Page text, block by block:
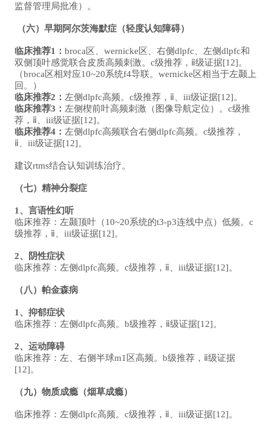
监督管理局批准）。
（六）早期阿尔茨海默症（轻度认知障碍）
临床推荐1： broca区、wernicke区、右侧dlpfc、左侧dlpfc和
双侧顶叶感觉联合皮质高频刺激。c级推荐，ⅱ级证据[12]。
（broca区相对应10~20系统f4导联。wernicke区相当于左颞上
回。）
临床推荐2： 左侧dlpfc高频。c级推荐，ⅱ、iii级证据[12]。
临床推荐3： 左侧楔前叶高频刺激（图像导航定位）。c级推
荐，ⅱ、iii级证据[12]。
临床推荐4： 左侧dlpfc高频联合右侧dlpfc高频。c级推荐，
ⅱ、iii级证据[12]。
建议rtms结合认知训练治疗。
（七）精神分裂症
1、言语性幻听
临床推荐：左颞顶叶（10~20系统的t3-p3连线中点）低频。c
级推荐，ⅱ、iii级证据[12]。
2、阴性症状
临床推荐：左侧dlpfc高频。c级推荐，ⅱ、iii级证据[12]。
（八）帕金森病
1、抑郁症状
临床推荐：左侧dlpfc高频。b级推荐，ⅱ级证据[12]。
2、运动障碍
临床推荐：左、右侧半球m1区高频。b级推荐，ⅱ级证据
[12]。
（九）物质成瘾（烟草成瘾）
临床推荐：左侧dlpfc高频。c级推荐，ⅱ、iii级证据[12]。